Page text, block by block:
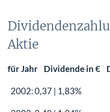
Aktie
für Jahr Dividende in €
2002: 0,37 | 1,83%